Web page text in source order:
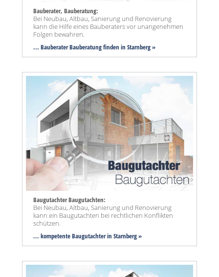
Bauberater, Bauberatung:
Bei Neubau, Altbau, Sanierung und Renovierung
kann die Hilfe eines Bauberaters vor unangenehmen
Folgen bewahren.
... Bauberater Bauberatung finden in Starnberg »
Baugutachter Baugutachten:
Bei Neubau, Altbau, Sanierung und Renovierung
kann ein Baugutachten bei rechtlichen Konflikten
schützen.
... kompetente Baugutachter in Starnberg »